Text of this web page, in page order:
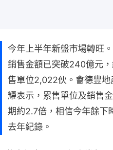
今年上半年新盤市場轉旺
銷售金額已突破240億元
售單位2,022伙。會德豐
耀表示，累售單位及銷售
期約2.7倍，相信今年餘下
去年紀錄。